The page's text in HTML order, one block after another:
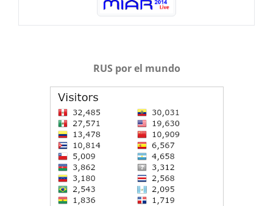
RUS por el mundo